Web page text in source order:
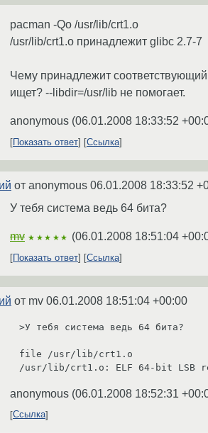
pacman -Qo /usr/lib/crt1.o
/usr/lib/crt1.o принадлежит glibc 2.7-7
Чему принадлежит
ищет? --libdir=/usr/lib не помогает.
anonymous (06.01.2008 18:33:52
Показать ответ Ссылка
от anonymous 06.01.2008 18:33:52
У тебя система ведь 64 бита?
mv ★★★★★ (06.01.2008 18:51:04
Показать ответ Ссылка
от mv 06.01.2008 18:51:04 +00:00
>У тебя система ведь 64 бита?
file /usr/lib/crt1.o
anonymous (06.01.2008 18:52:31
Ссылка